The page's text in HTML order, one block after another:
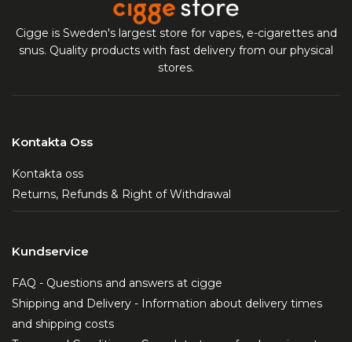
Cigge is Sweden's largest store for vapes, e-cigarettes and
snus. Quality products with fast delivery from our physical
stores.
Kontakta Oss
Kontakta oss
Returns, Refunds & Right of Withdrawal
Kundservice
FAQ - Questions and answers at cigge
Shipping and Delivery - Information about delivery times
and shipping costs